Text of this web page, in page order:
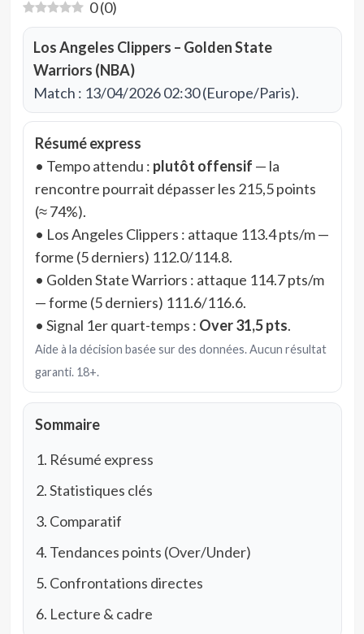
0(0)
Los Angeles Clippers – Golden State
Warriors (NBA)
Match : 13/04/2026 02:30 (Europe/Paris).
Résumé express
• Tempo attendu : plutôt offensif — la
rencontre pourrait dépasser les 215,5 points
(≈ 74%).
• Los Angeles Clippers : attaque 113.4 pts/m —
forme (5 derniers) 112.0/114.8.
• Golden State Warriors : attaque 114.7 pts/m
— forme (5 derniers) 111.6/116.6.
• Signal 1er quart-temps : Over 31,5 pts.
Aide à la décision basée sur des données. Aucun résultat
garanti. 18+.
Sommaire
Résumé express
Statistiques clés
Comparatif
Tendances points (Over/Under)
Confrontations directes
Lecture & cadre